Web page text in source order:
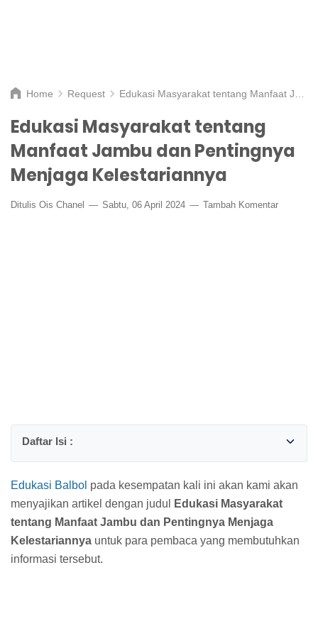
Home Request Edukasi Masyarakat tentang Manfaat Jambu dan Pentingnya Menjaga Kelestariannya
Edukasi Masyarakat tentang
Manfaat Jambu dan Pentingnya
Menjaga Kelestariannya
Ditulis Ois Chanel Sabtu, 06 April 2024 Tambah Komentar
Edukasi Balbol pada kesempatan kali ini akan kami akan
menyajikan artikel dengan judul
Edukasi Masyarakat
tentang Manfaat Jambu dan Pentingnya Menjaga
Kelestariannya untuk para pembaca yang membutuhkan
informasi tersebut.